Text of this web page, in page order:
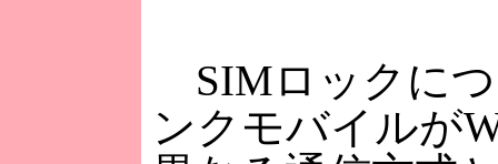
SIMロックに
ンクモバイルが